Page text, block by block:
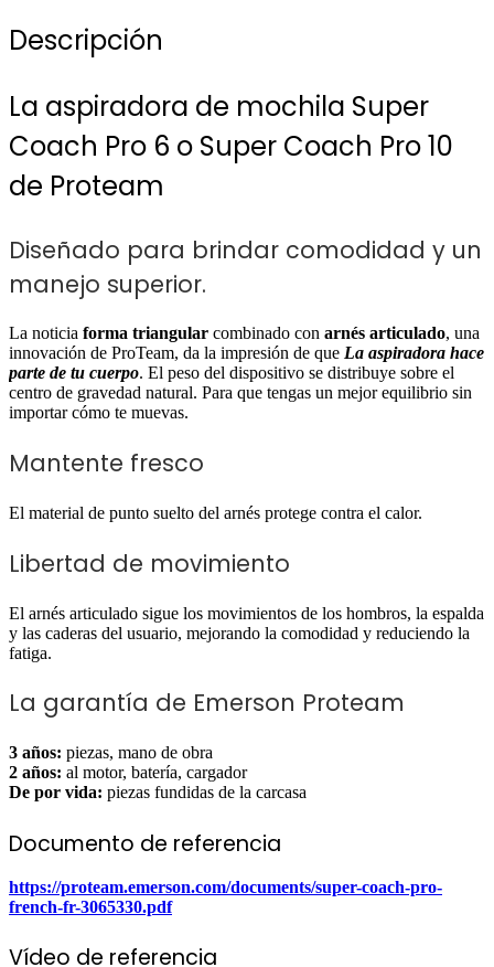
Descripción
La aspiradora de mochila Super
Coach Pro 6 o Super Coach Pro 10
de Proteam
Diseñado para brindar comodidad y un
manejo superior.
La noticia forma triangular combinado con arnés articulado, una
innovación de ProTeam, da la impresión de que La aspiradora hace
parte de tu cuerpo. El peso del dispositivo se distribuye sobre el
centro de gravedad natural. Para que tengas un mejor equilibrio sin
importar cómo te muevas.
Mantente fresco
El material de punto suelto del arnés protege contra el calor.
Libertad de movimiento
El arnés articulado sigue los movimientos de los hombros, la espalda
y las caderas del usuario, mejorando la comodidad y reduciendo la
fatiga.
La garantía de Emerson Proteam
3 años: piezas, mano de obra
2 años: al motor, batería, cargador
De por vida: piezas fundidas de la carcasa
Documento de referencia
https://proteam.emerson.com/documents/super-coach-pro-
french-fr-3065330.pdf
Vídeo de referencia